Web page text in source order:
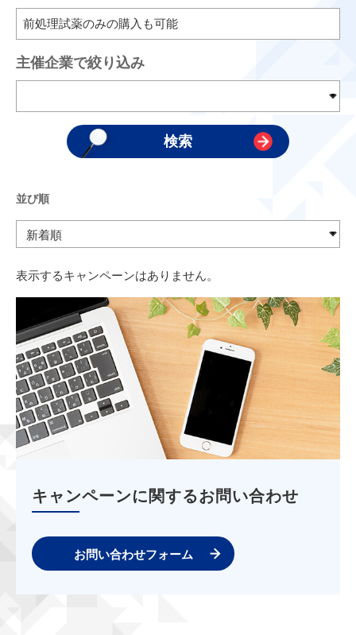
主催企業で絞り込み
並び順
表示するキャンペーンはありません。
キャンペーンに関するお問い合わせ
お問い合わせフォーム